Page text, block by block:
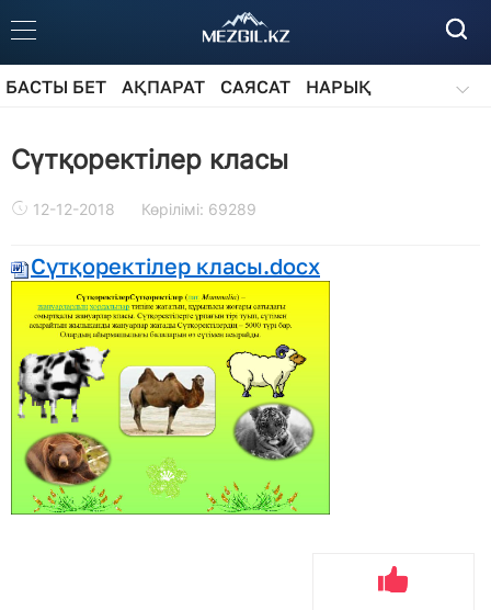
БАСТЫ БЕТ АҚПАРАТ САЯСАТ
НАРЫҚ
Сүтқоректілер класы
12-12-2018 Көрілімі: 69289
Сүтқоректілер класы.docx